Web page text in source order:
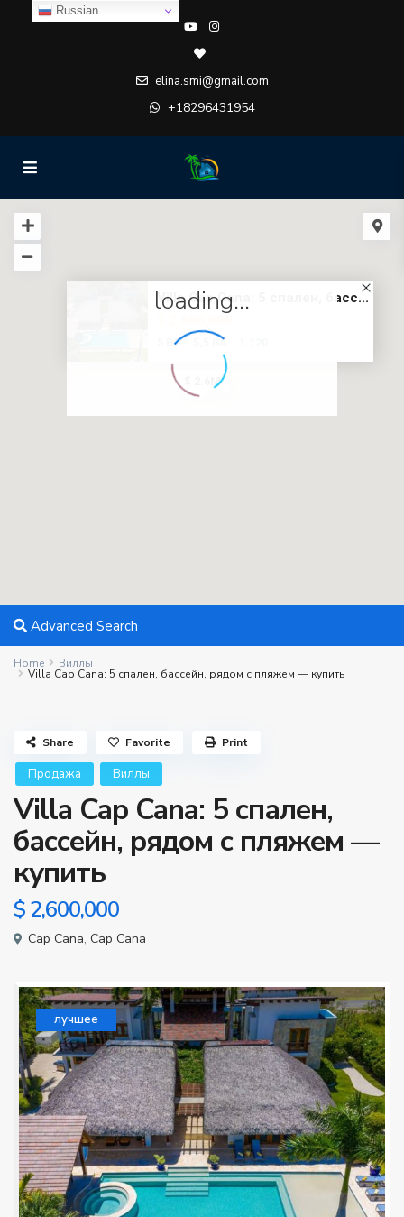
elina.smi@gmail.com
+18296431954
$ 2.6M
Villa Cap Cana: 5 спален, басс...
5 BD 5,5 BA
loading...
Advanced Search
Home Виллы
Villa Cap Cana: 5 спален, бассейн, рядом с пляжем — купить
Продажа Виллы
Villa Cap Cana: 5 спален,
бассейн, рядом с пляжем —
купить
$ 2,600,000
Cap Cana, Cap Cana
Share Favorite Print
лучшее
Russian